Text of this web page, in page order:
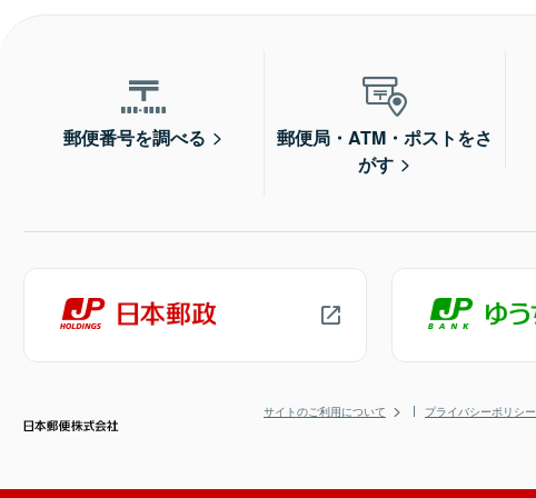
郵便番号を調べる
郵便局・ATM・ポストをさ
がす
サイトのご利用について プライバシーポリシー